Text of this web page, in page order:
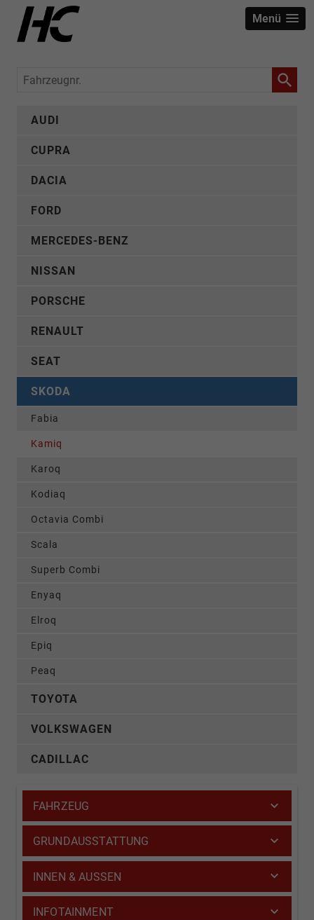
Menü
Fahrzeugnr.
AUDI
CUPRA
DACIA
FORD
MERCEDES-BENZ
NISSAN
PORSCHE
RENAULT
SEAT
SKODA
Fabia
Kamiq
Karoq
Kodiaq
Octavia Combi
Scala
Superb Combi
Enyaq
Elroq
Epiq
Peaq
TOYOTA
VOLKSWAGEN
CADILLAC
FAHRZEUG
GRUNDAUSSTATTUNG
INNEN & AUSSEN
INFOTAINMENT